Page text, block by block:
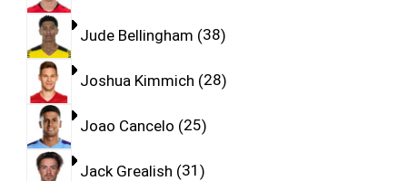
Jude Bellingham 38
Joshua Kimmich 28
Joao Cancelo 25
Jack Grealish 31